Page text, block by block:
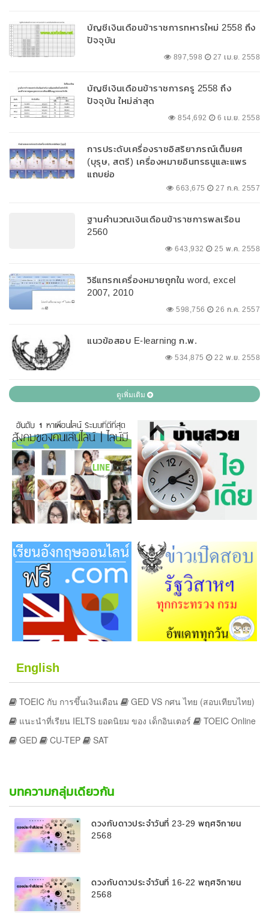
บัญชีเงินเดือนข้าราชการทหารใหม่ 2558 ถึง
ปัจจุบัน
897,598 27 เม.ย. 2558
บัญชีเงินเดือนข้าราชการครู 2558 ถึง
ปัจจุบัน ใหม่ล่าสุด
854,692 6 เม.ย. 2558
การประดับเครื่องราชอิสริยาภรณ์เต็มยศ
(บุรุษ, สตรี) เครื่องหมายอินทรธนูและแพร
แถบย่อ
663,675 27 ก.ค. 2557
ฐานคำนวณเงินเดือนข้าราชการพลเรือน
2560
643,932 25 พ.ค. 2558
วิธีแทรกเครื่องหมายถูกใน word, excel
2007, 2010
598,756 26 ก.ค. 2557
แนวข้อสอบ E-learning ก.พ.
534,875 22 พ.ย. 2558
ดูเพิ่มเติม
English
TOEIC กับ การขึ้นเงินเดือน
GED VS กศน ไทย (สอบเทียบไทย)
แนะนำที่เรียน IELTS ยอดนิยม ของ เด็กอินเตอร์
TOEIC Online
GED
CU-TEP SAT
บทความกลุ่มเดียวกัน
ดวงกับดาวประจำวันที่ 23-29 พฤศจิกายน
2568
ดวงกับดาวประจำวันที่ 16-22 พฤศจิกายน
2568